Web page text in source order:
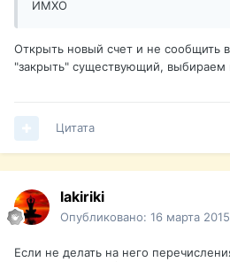
ИМХО
Открыть новый счет и не
"закрыть" существующий, выбираем
Цитата
lakiriki
Опубликовано: 16 марта 2015
Если не делать на него